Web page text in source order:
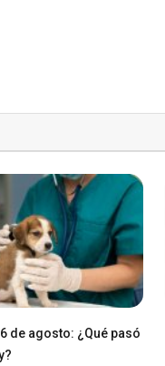
de agosto: ¿Qué pasó